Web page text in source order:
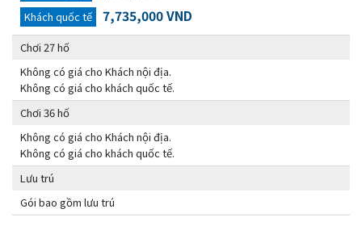
Khách quốc tế 7,735,000 VND
Chơi 27 hố
Không có giá cho Khách nội địa.
Không có giá cho khách quốc tế.
Chơi 36 hố
Không có giá cho Khách nội địa.
Không có giá cho khách quốc tế.
Lưu trú
Gói bao gồm lưu trú